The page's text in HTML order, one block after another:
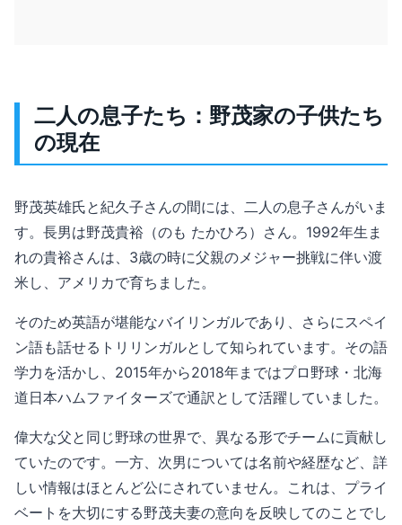
二人の息子たち：野茂家の子供たち
の現在
野茂英雄氏と紀久子さんの間には、二人の息子さんがいま
す。長男は野茂貴裕（のも たかひろ）さん。1992年生ま
れの貴裕さんは、3歳の時に父親のメジャー挑戦に伴い渡
米し、アメリカで育ちました。
そのため英語が堪能なバイリンガルであり、さらにスペイ
ン語も話せるトリリンガルとして知られています。その語
学力を活かし、2015年から2018年まではプロ野球・北海
道日本ハムファイターズで通訳として活躍していました。
偉大な父と同じ野球の世界で、異なる形でチームに貢献し
ていたのです。一方、次男については名前や経歴など、詳
しい情報はほとんど公にされていません。これは、プライ
ベートを大切にする野茂夫妻の意向を反映してのことでし